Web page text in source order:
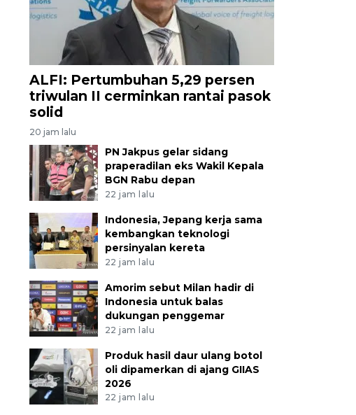
ALFI: Pertumbuhan 5,29 persen
triwulan II cerminkan rantai pasok
solid
20 jam lalu
PN Jakpus gelar sidang
praperadilan eks Wakil Kepala
BGN Rabu depan
22 jam lalu
Indonesia, Jepang kerja sama
kembangkan teknologi
persinyalan kereta
22 jam lalu
Amorim sebut Milan hadir di
Indonesia untuk balas
dukungan penggemar
22 jam lalu
Produk hasil daur ulang botol
oli dipamerkan di ajang GIIAS
2026
22 jam lalu